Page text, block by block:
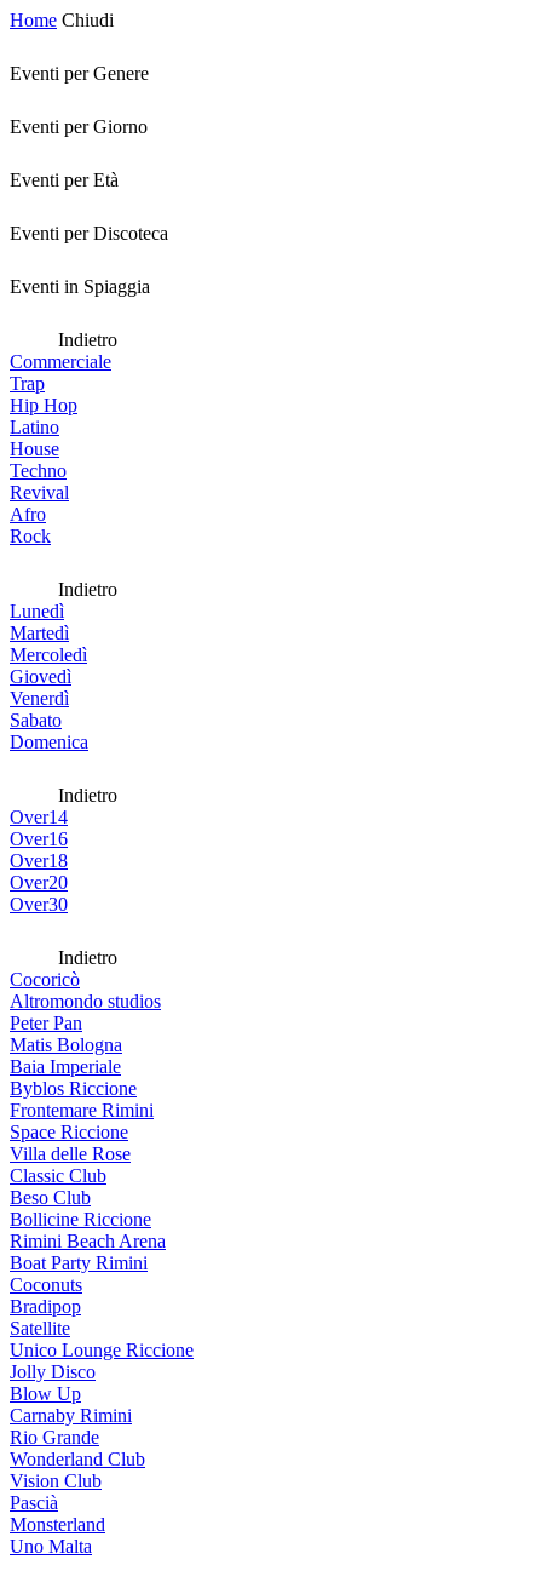
Home Chiudi
Eventi per Genere
Eventi per Giorno
Eventi per Età
Eventi per Discoteca
Eventi in Spiaggia
Indietro
Commerciale
Trap
Hip Hop
Latino
House
Techno
Revival
Afro
Rock
Indietro
Lunedì
Martedì
Mercoledì
Giovedì
Venerdì
Sabato
Domenica
Indietro
Over14
Over16
Over18
Over20
Over30
Indietro
Cocoricò
Altromondo studios
Peter Pan
Matis Bologna
Baia Imperiale
Byblos Riccione
Frontemare Rimini
Space Riccione
Villa delle Rose
Classic Club
Beso Club
Bollicine Riccione
Rimini Beach Arena
Boat Party Rimini
Coconuts
Bradipop
Satellite
Unico Lounge Riccione
Jolly Disco
Blow Up
Carnaby Rimini
Rio Grande
Wonderland Club
Vision Club
Pascià
Monsterland
Uno Malta